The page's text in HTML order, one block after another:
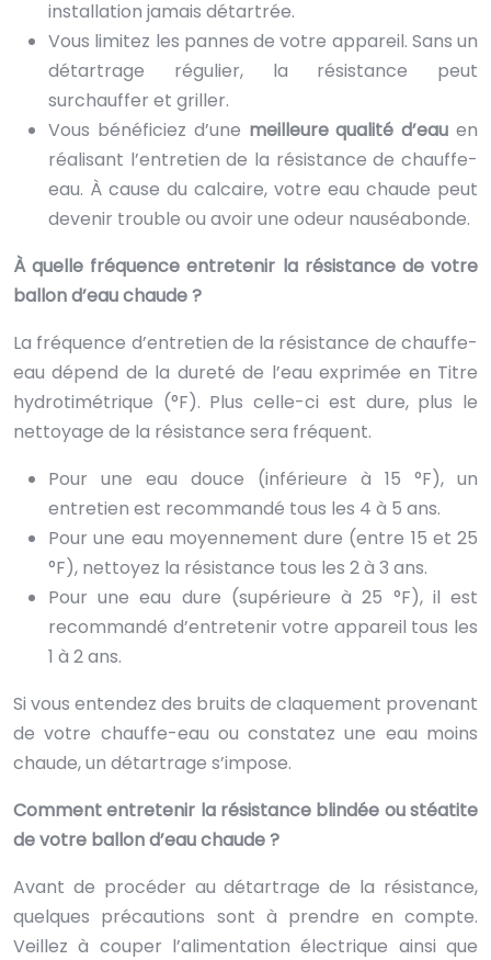
installation jamais détartrée.
Vous limitez les pannes de votre appareil. Sans un
détartrage régulier, la résistance peut
surchauffer et griller.
Vous bénéficiez d’une meilleure qualité d’eau en
réalisant l’entretien de la résistance de chauffe-
eau. À cause du calcaire, votre eau chaude peut
devenir trouble ou avoir une odeur nauséabonde.
À quelle fréquence entretenir la résistance de votre
ballon d’eau chaude ?
La fréquence d’entretien de la résistance de chauffe-
eau dépend de la dureté de l’eau exprimée en Titre
hydrotimétrique (°F). Plus celle-ci est dure, plus le
nettoyage de la résistance sera fréquent.
Pour une eau douce (inférieure à 15 °F), un
entretien est recommandé tous les 4 à 5 ans.
Pour une eau moyennement dure (entre 15 et 25
°F), nettoyez la résistance tous les 2 à 3 ans.
Pour une eau dure (supérieure à 25 °F), il est
recommandé d’entretenir votre appareil tous les
1 à 2 ans.
Si vous entendez des bruits de claquement provenant
de votre chauffe-eau ou constatez une eau moins
chaude, un détartrage s’impose.
Comment entretenir la résistance blindée ou stéatite
de votre ballon d’eau chaude ?
Avant de procéder au détartrage de la résistance,
quelques précautions sont à prendre en compte.
Veillez à couper l’alimentation électrique ainsi que